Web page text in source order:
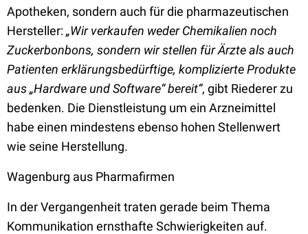
Apotheken, sondern auch für die pharmazeutischen
Hersteller:„Wir verkaufen weder Chemikalien noch
Zuckerbonbons, sondern wir stellen für Ärzte als auch
Patienten erklärungsbedürftige, komplizierte Produkte
aus „Hardware und Software“ bereit“, gibt Riederer zu
bedenken. Die Dienstleistung um ein Arzneimittel
habe einen mindestens ebenso hohen Stellenwert
wie seine Herstellung.
Wagenburg aus Pharmafirmen
In der Vergangenheit traten gerade beim Thema
Kommunikation ernsthafte Schwierigkeiten auf.